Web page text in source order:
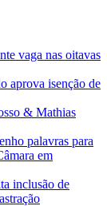
vaga nas oitavas
aprova isenção de
& Mathias
palavras para
em
inclusão de